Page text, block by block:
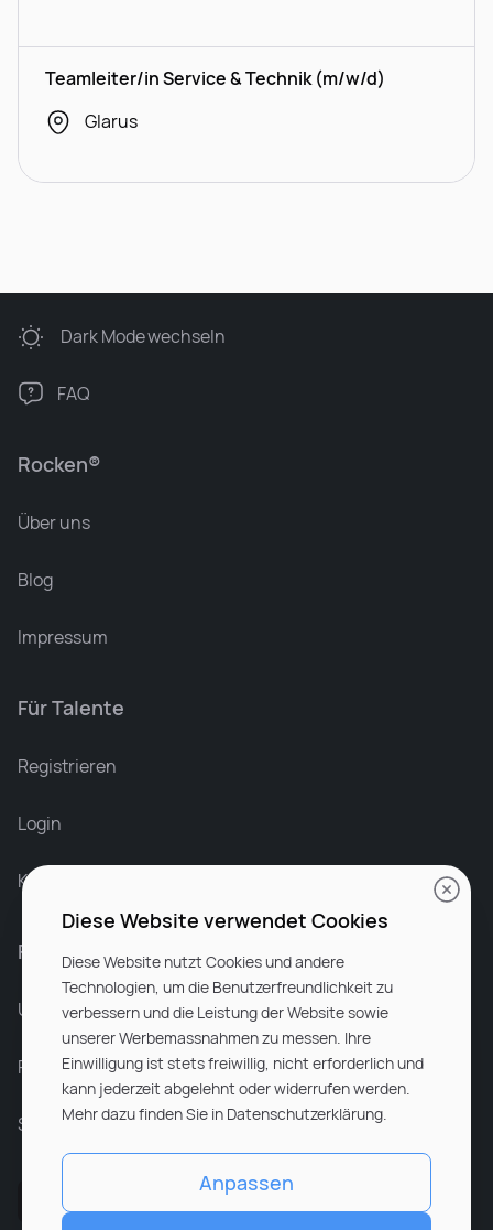
Teamleiter/in Service & Technik (m/w/d)
Glarus
Rocken®
Über uns
Blog
Impressum
Für Talente
Registrieren
Login
Karriere bei Rocken
Für Unternehmen
Unsere Dienstleistungen
Partnerunternehmen
Sitemap
Dark Modewechseln
FAQ
Diese Website verwendet Cookies
Diese Website nutzt Cookies und andere
Technologien, um die Benutzerfreundlichkeit zu
verbessern und die Leistung der Website sowie
unserer Werbemassnahmen zu messen. Ihre
Einwilligung ist stets freiwillig, nicht erforderlich und
kann jederzeit abgelehnt oder widerrufen werden.
Mehr dazu finden Sie in Datenschutzerklärung.
Anpassen